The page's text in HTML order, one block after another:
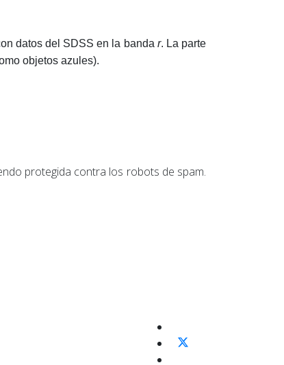
datos del SDSS en la banda r. La parte
objetos azules).
protegida contra los robots de spam.